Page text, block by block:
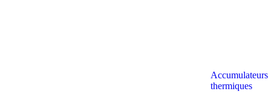
Accumulateurs
thermiques